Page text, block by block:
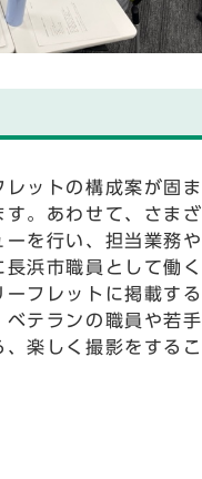
ットの構成案が固ま
す。あわせて、さまざ
を行い、担当業務や
浜市職員として働く
フレットに掲載する
テランの職員や若手
楽しく撮影をするこ